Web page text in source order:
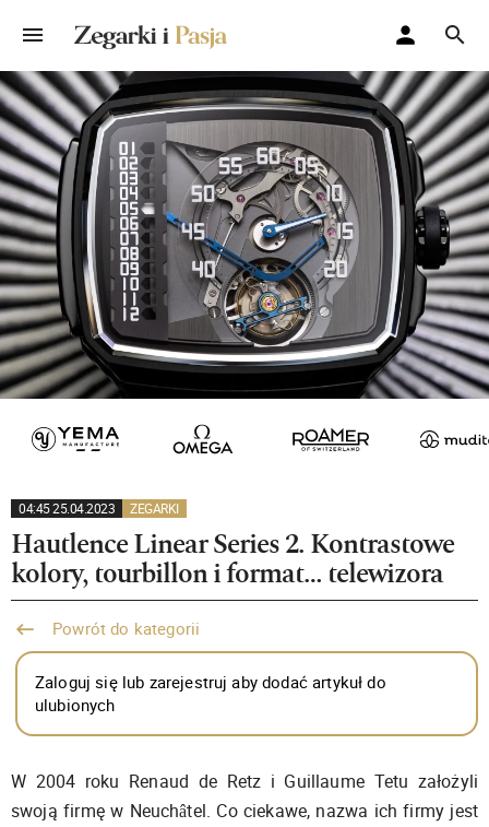
04:45 25.04.2023 ZEGARKI
Hautlence Linear Series 2. Kontrastowe
kolory, tourbillon i format… telewizora
Powrót do kategorii
Zaloguj się lub zarejestruj aby dodać artykuł do
ulubionych
W 2004 roku Renaud de Retz i Guillaume Tetu założyli
swoją firmę w Neuchâtel. Co ciekawe, nazwa ich firmy jest